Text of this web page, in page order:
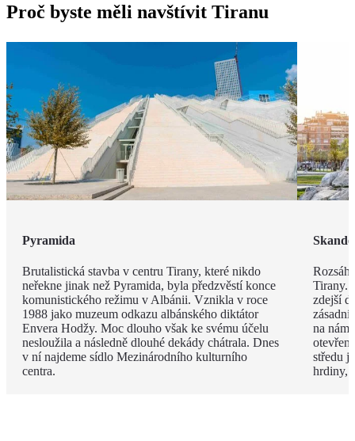
Proč byste měli navštívit Tiranu
Pyramida
Brutalistická stavba v centru Tirany, které nikdo
neřekne jinak než Pyramida, byla předzvěstí konce
komunistického režimu v Albánii. Vznikla v roce
1988 jako muzeum odkazu albánského diktátor
Envera Hodžy. Moc dlouho však ke svému účelu
nesloužila a následně dlouhé dekády chátrala. Dnes
v ní najdeme sídlo Mezinárodního kulturního
centra.
Tirany.
zdejší
na
středu
hrdiny,